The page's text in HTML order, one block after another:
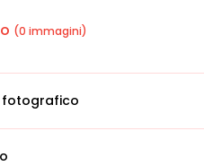
(0 immagini)
fotografico